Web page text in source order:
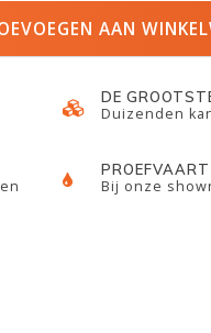
AAN
DE
Duizenden
PROEFVAART
Bij onze